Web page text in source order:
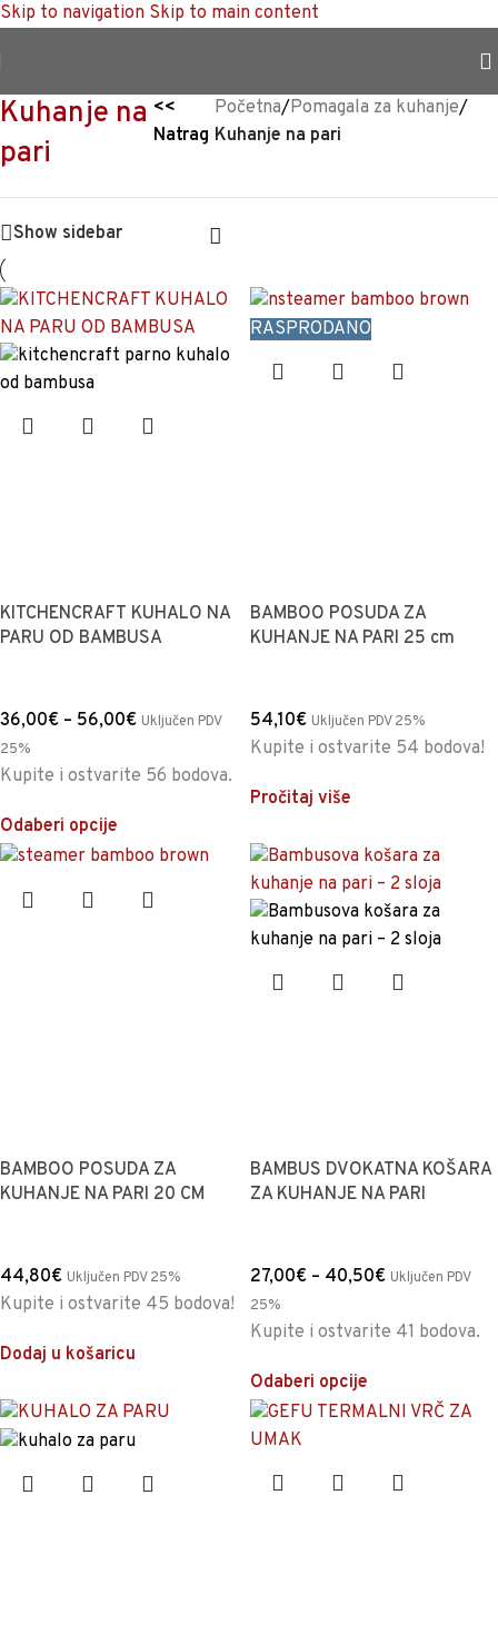
Skip to navigation Skip to main content
Kuhanje na
pari
<<
Natrag
Početna/Pomagala za kuhanje/
Kuhanje na pari
Show sidebar
KITCHENCRAFT KUHALO NA
PARU OD BAMBUSA
36,00€ – 56,00€ Uključen PDV
25%
Kupite i ostvarite 56 bodova.
Odaberi opcije
RASPRODANO
BAMBOO POSUDA ZA
KUHANJE NA PARI 25 cm
54,10€ Uključen PDV 25%
Kupite i ostvarite 54 bodova!
Pročitaj više
BAMBOO POSUDA ZA
KUHANJE NA PARI 20 CM
44,80€ Uključen PDV 25%
Kupite i ostvarite 45 bodova!
Dodaj u košaricu
BAMBUS DVOKATNA KOŠARA
ZA KUHANJE NA PARI
27,00€ – 40,50€ Uključen PDV
25%
Kupite i ostvarite 41 bodova.
Odaberi opcije